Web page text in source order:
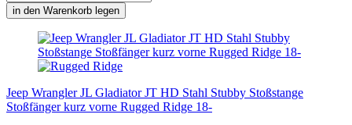
in den Warenkorb legen
Jeep Wrangler JL Gladiator JT HD Stahl Stubby Stoßstange
Stoßfänger kurz vorne Rugged Ridge 18-